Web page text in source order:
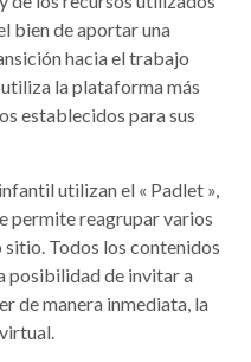
bien de aportar una
hacia el trabajo
la plataforma más
establecidos para sus
utilizan el « Padlet »,
permite reagrupar varios
Todos los contenidos
posibilidad de invitar a
de manera inmediata, la